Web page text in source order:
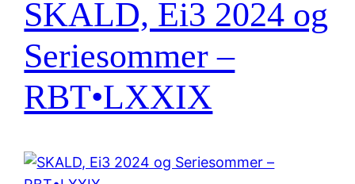
SKALD, Ei3 2024 og
Seriesommer –
RBT•LXXIX